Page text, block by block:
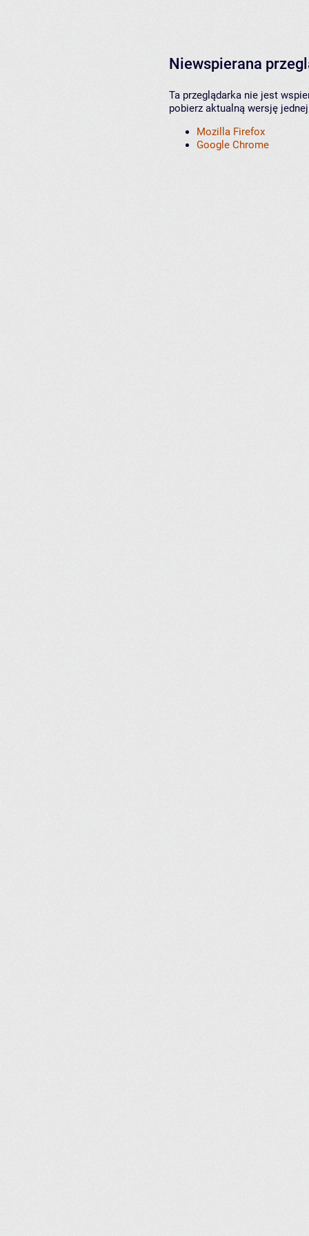
Niewspierana
Ta przeglądarka nie jest
pobierz aktualną wersję
Mozilla Firefox
Google Chrome